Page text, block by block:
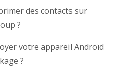
des contacts sur
?
votre appareil Androïd
?